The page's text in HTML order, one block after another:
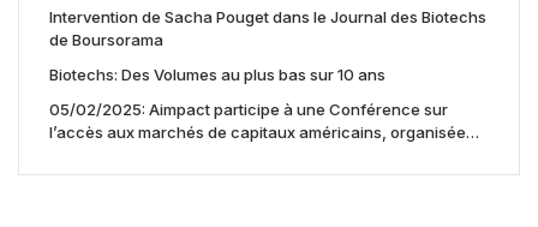
Intervention de Sacha Pouget dans le Journal des Biotechs
de Boursorama
Biotechs: Des Volumes au plus bas sur 10 ans
05/02/2025: Aimpact participe à une Conférence sur
l’accès aux marchés de capitaux américains, organisée